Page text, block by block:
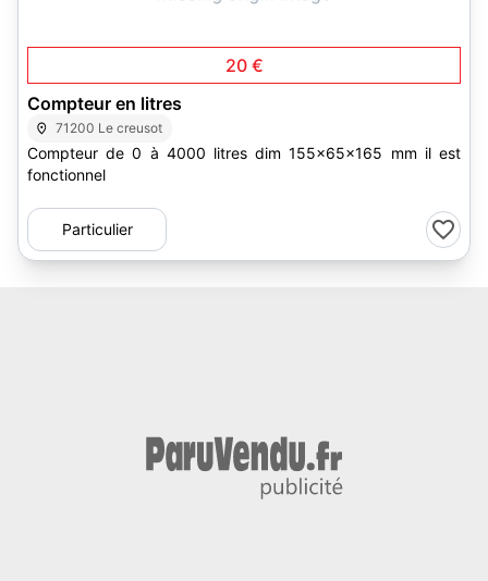
20 €
Compteur en litres
71200 Le creusot
Compteur de 0 à 4000 litres dim 155x65x165 mm il est
fonctionnel
Particulier